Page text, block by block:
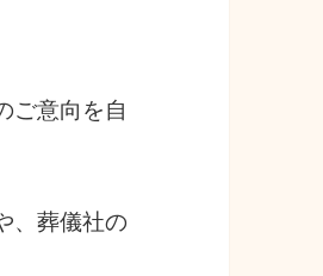
ご意向を自
、葬儀社の